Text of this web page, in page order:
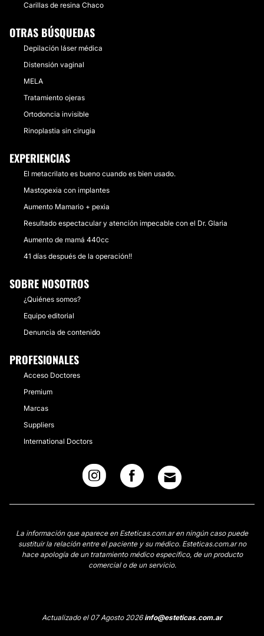
Carillas de resina Chaco
OTRAS BÚSQUEDAS
Depilación láser médica
Distensión vaginal
MELA
Tratamiento ojeras
Ortodoncia invisible
Rinoplastia sin cirugia
EXPERIENCIAS
El metacrilato es bueno cuando es bien usado.
Mastopexia con implantes
Aumento Mamario + pexia
Resultado espectacular y atención impecable con el Dr. Glaria
Aumento de mamá 440cc
41 días después de la operación!!
SOBRE NOSOTROS
¿Quiénes somos?
Equipo editorial
Denuncia de contenido
PROFESIONALES
Acceso Doctores
Premium
Marcas
Suppliers
International Doctors
La información que aparece en Esteticas.com.ar en ningún caso puede
sustituir la relación entre el paciente y su médico. Esteticas.com.ar no
hace apología de un tratamiento médico específico, de un producto
comercial o de un servicio.
Actualizado el 07 Agosto 2026info@esteticas.com.ar